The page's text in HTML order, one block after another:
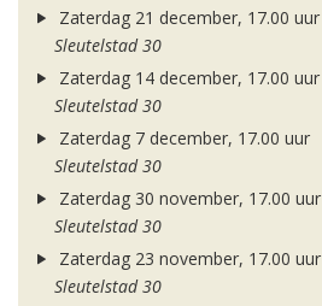
Zaterdag 21 december, 17.00 uur
Sleutelstad 30
Zaterdag 14 december, 17.00 uur
Sleutelstad 30
Zaterdag 7 december, 17.00 uur
Sleutelstad 30
Zaterdag 30 november, 17.00 uur
Sleutelstad 30
Zaterdag 23 november, 17.00 uur
Sleutelstad 30